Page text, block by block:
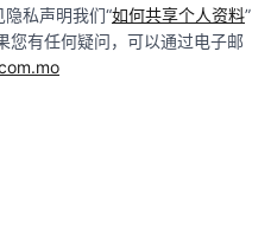
私声明我们“如何共享个人资料”
您有任何疑问，可以通过电子邮